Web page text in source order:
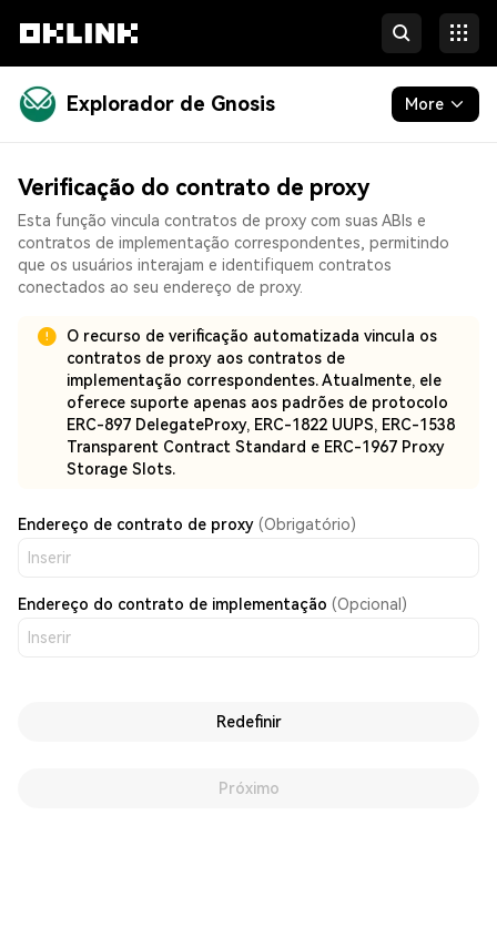
Explorador de Gnosis More
Developers
More
Verificação do contrato de proxy
Esta função vincula contratos de proxy com suas ABIs e
contratos de implementação correspondentes, permitindo
que os usuários interajam e identifiquem contratos
conectados ao seu endereço de proxy.
O recurso de verificação automatizada vincula os
contratos de proxy aos contratos de
implementação correspondentes. Atualmente, ele
oferece suporte apenas aos padrões de protocolo
ERC-897 DelegateProxy, ERC-1822 UUPS, ERC-1538
Transparent Contract Standard e ERC-1967 Proxy
Storage Slots.
Endereço de contrato de proxy (Obrigatório)
Endereço do contrato de implementação (Opcional)
Redefinir
Próximo